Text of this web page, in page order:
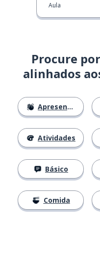
Aula
Procure
alinhados
Apresentações
Atividades
Básico
Comida